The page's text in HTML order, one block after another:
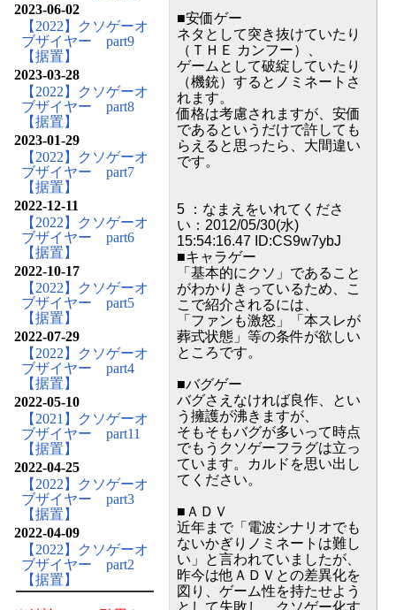
2023-06-02
【2022】クソゲーオ
ブザイヤー part9
【据置】
2023-03-28
【2022】クソゲーオ
ブザイヤー part8
【据置】
2023-01-29
【2022】クソゲーオ
ブザイヤー part7
【据置】
2022-12-11
【2022】クソゲーオ
ブザイヤー part6
【据置】
2022-10-17
【2022】クソゲーオ
ブザイヤー part5
【据置】
2022-07-29
【2022】クソゲーオ
ブザイヤー part4
【据置】
2022-05-10
【2021】クソゲーオ
ブザイヤー part11
【据置】
2022-04-25
【2022】クソゲーオ
ブザイヤー part3
【据置】
2022-04-09
【2022】クソゲーオ
ブザイヤー part2
【据置】
■安価ゲー
ネタとして突き抜けていたり
（ＴＨＥ カンフー）、
ゲームとして破綻していたり
（機銃）するとノミネートさ
れます。
価格は考慮されますが、安価
であるというだけで許しても
らえると思ったら、大間違い
です。
5 ：なまえをいれてくださ
い：2012/05/30(水)
15:54:16.47 ID:CS9w7ybJ
■キャラゲー
「基本的にクソ」であること
がわかりきっているため、こ
こで紹介されるには、
「ファンも激怒」「本スレが
葬式状態」等の条件が欲しい
ところです。
■バグゲー
バグさえなければ良作、とい
う擁護が沸きますが、
そもそもバグが多いって時点
でもうクソゲーフラグは立っ
ています。カルドを思い出し
てください。
■ＡＤＶ
近年まで「電波シナリオでも
ないかぎりノミネートは難し
い」と言われていましたが、
昨今は他ＡＤＶとの差異化を
図り、ゲーム性を持たせよう
として失敗し、クソゲー化す